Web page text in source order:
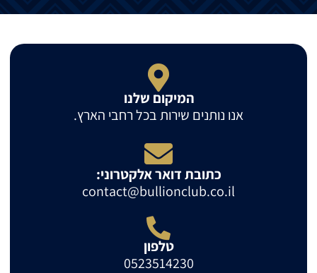
המיקום שלנו
אנו נותנים שירות בכל רחבי הארץ.
כתובת דואר אלקטרוני:
contact@bullionclub.co.il
טלפון
0523514230